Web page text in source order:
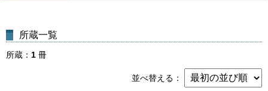
所蔵一覧
所蔵 1 冊
並べ替える